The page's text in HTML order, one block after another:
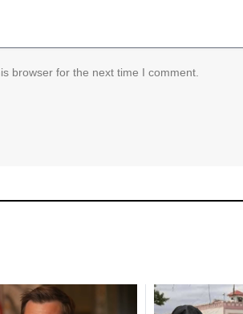
browser for the next time I comment.